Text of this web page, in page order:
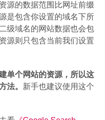
源的数据范围比网址前缀
是包含你设置的域名下所
级域名的网站数据也会包
源则只包含当前我们设置
单个网站的资源，所以这
法。 新手也建议使用这个